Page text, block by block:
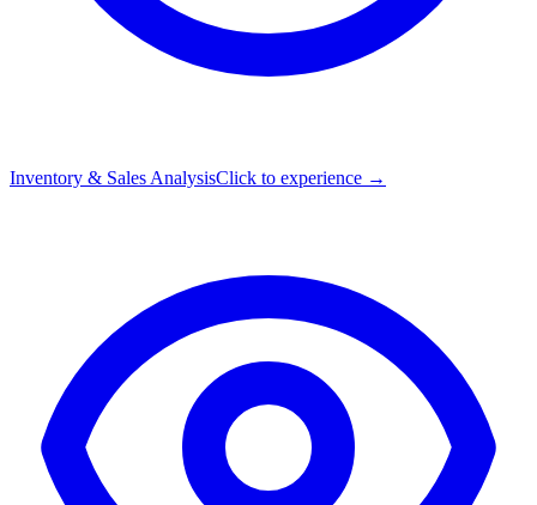
Inventory & Sales AnalysisClick to experience →